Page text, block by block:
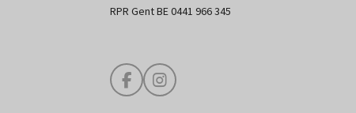
RPR Gent BE 0441 966 345
F
a
I
n